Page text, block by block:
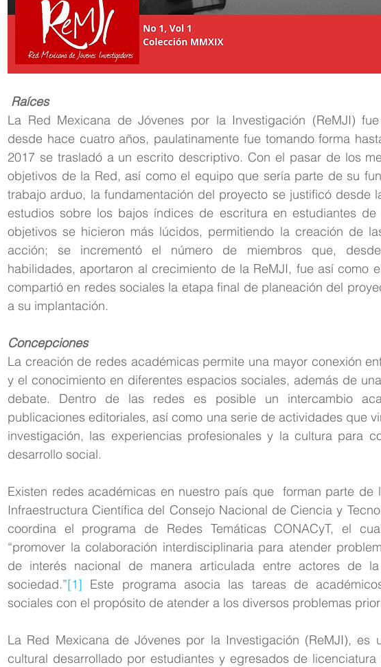
Raíces
La Red Mexicana de Jóvenes por la Investigación (ReMJI)
desde hace cuatro años, paulatinamente fue tomando forma
2017 se trasladó a un escrito descriptivo. Con el pasar de los
objetivos de la Red, así como el equipo que sería parte de su
trabajo arduo, la fundamentación del proyecto se justificó desde
estudios sobre los bajos índices de escritura en estudiantes
objetivos se hicieron más lúcidos, permitiendo la creación de
acción; se incrementó el número de miembros que,
habilidades, aportaron al crecimiento de la ReMJI, fue así como
compartió en redes sociales la etapa final de planeación del
a su implantación.
Concepciones
La creación de redes académicas permite una mayor conexión
y el conocimiento en diferentes espacios sociales, además de
debate. Dentro de las redes es posible un intercambio
publicaciones editoriales, así como una serie de actividades que
investigación, las experiencias profesionales y la cultura para
desarrollo social.
Existen redes académicas en nuestro país que  forman parte
Infraestructura Científica del Consejo Nacional de Ciencia y
coordina el programa de Redes Temáticas CONACyT, el
“promover la colaboración interdisciplinaria para atender
de interés nacional de manera articulada entre actores de
sociedad.”[1] Este programa asocia las tareas de
sociales con el propósito de atender a los diversos problemas
La Red Mexicana de Jóvenes por la Investigación (ReMJI), es
cultural desarrollado por estudiantes y egresados de